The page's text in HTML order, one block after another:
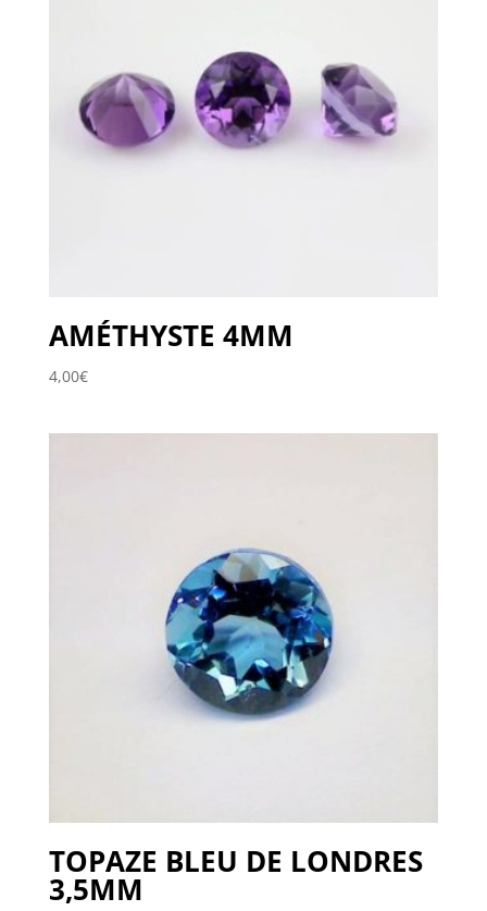
AMÉTHYSTE 4MM
4,00€
TOPAZE BLEU DE LONDRES
3,5MM